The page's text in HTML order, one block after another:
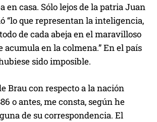
en casa. Sólo lejos de la patria Juan
“lo que representan la inteligencia,
de cada abeja en el maravilloso
acumula en la colmena.” En el país
sido imposible.
Brau con respecto a la nación
o antes, me consta, según he
de su correspondencia. El